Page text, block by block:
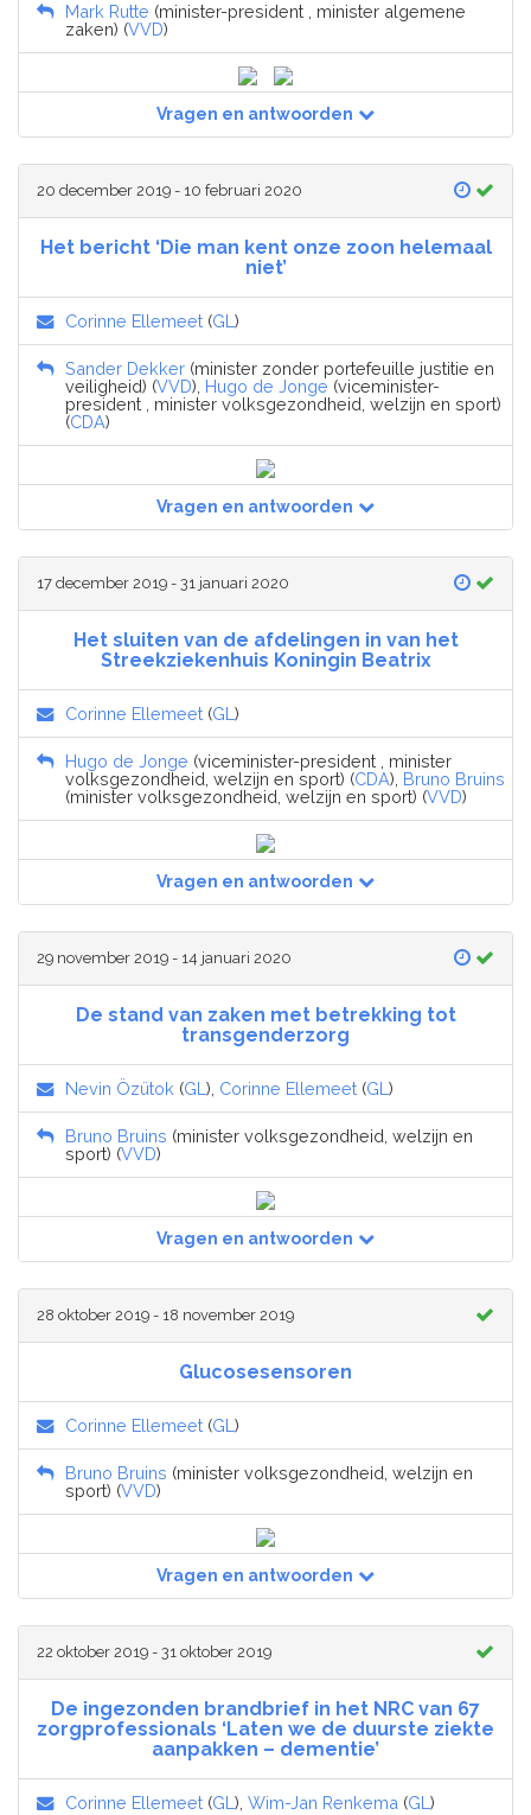
Mark Rutte (minister-president , minister algemene
zaken) (VVD)
Vragen en antwoorden
20 december 2019 - 10 februari 2020
Het bericht ‘Die man kent onze zoon helemaal
niet’
Corinne Ellemeet (GL )
Sander Dekker (minister zonder portefeuille justitie en
veiligheid) (VVD), Hugo de Jonge (viceminister-
president , minister volksgezondheid, welzijn en sport)
(CDA)
Vragen en antwoorden
17 december 2019 - 31 januari 2020
Het sluiten van de afdelingen in van het
Streekziekenhuis Koningin Beatrix
Corinne Ellemeet (GL )
Hugo de Jonge (viceminister-president , minister
volksgezondheid, welzijn en sport) (CDA), Bruno Bruins
(minister volksgezondheid, welzijn en sport) (VVD)
Vragen en antwoorden
29 november 2019 - 14 januari 2020
De stand van zaken met betrekking tot
transgenderzorg
Nevin Özütok (GL ), Corinne Ellemeet (GL )
Bruno Bruins (minister volksgezondheid, welzijn en
sport) (VVD)
Vragen en antwoorden
28 oktober 2019 - 18 november 2019
Glucosesensoren
Corinne Ellemeet (GL )
Bruno Bruins (minister volksgezondheid, welzijn en
sport) (VVD)
Vragen en antwoorden
22 oktober 2019 - 31 oktober 2019
De ingezonden brandbrief in het NRC van 67
zorgprofessionals ‘Laten we de duurste ziekte
aanpakken – dementie’
Corinne Ellemeet (GL ), Wim-Jan Renkema (GL )